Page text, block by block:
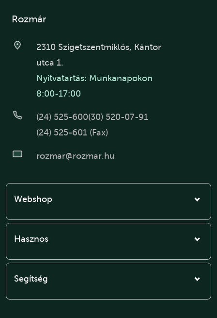
Rozmár
2310 Szigetszentmiklós, Kántor
utca 1.
Nyitvatartás: Munkanapokon
8:00-17:00
(24) 525-600(30) 520-07-91
(24) 525-601 (Fax)
rozmar@rozmar.hu
Webshop
Hasznos
Segítség